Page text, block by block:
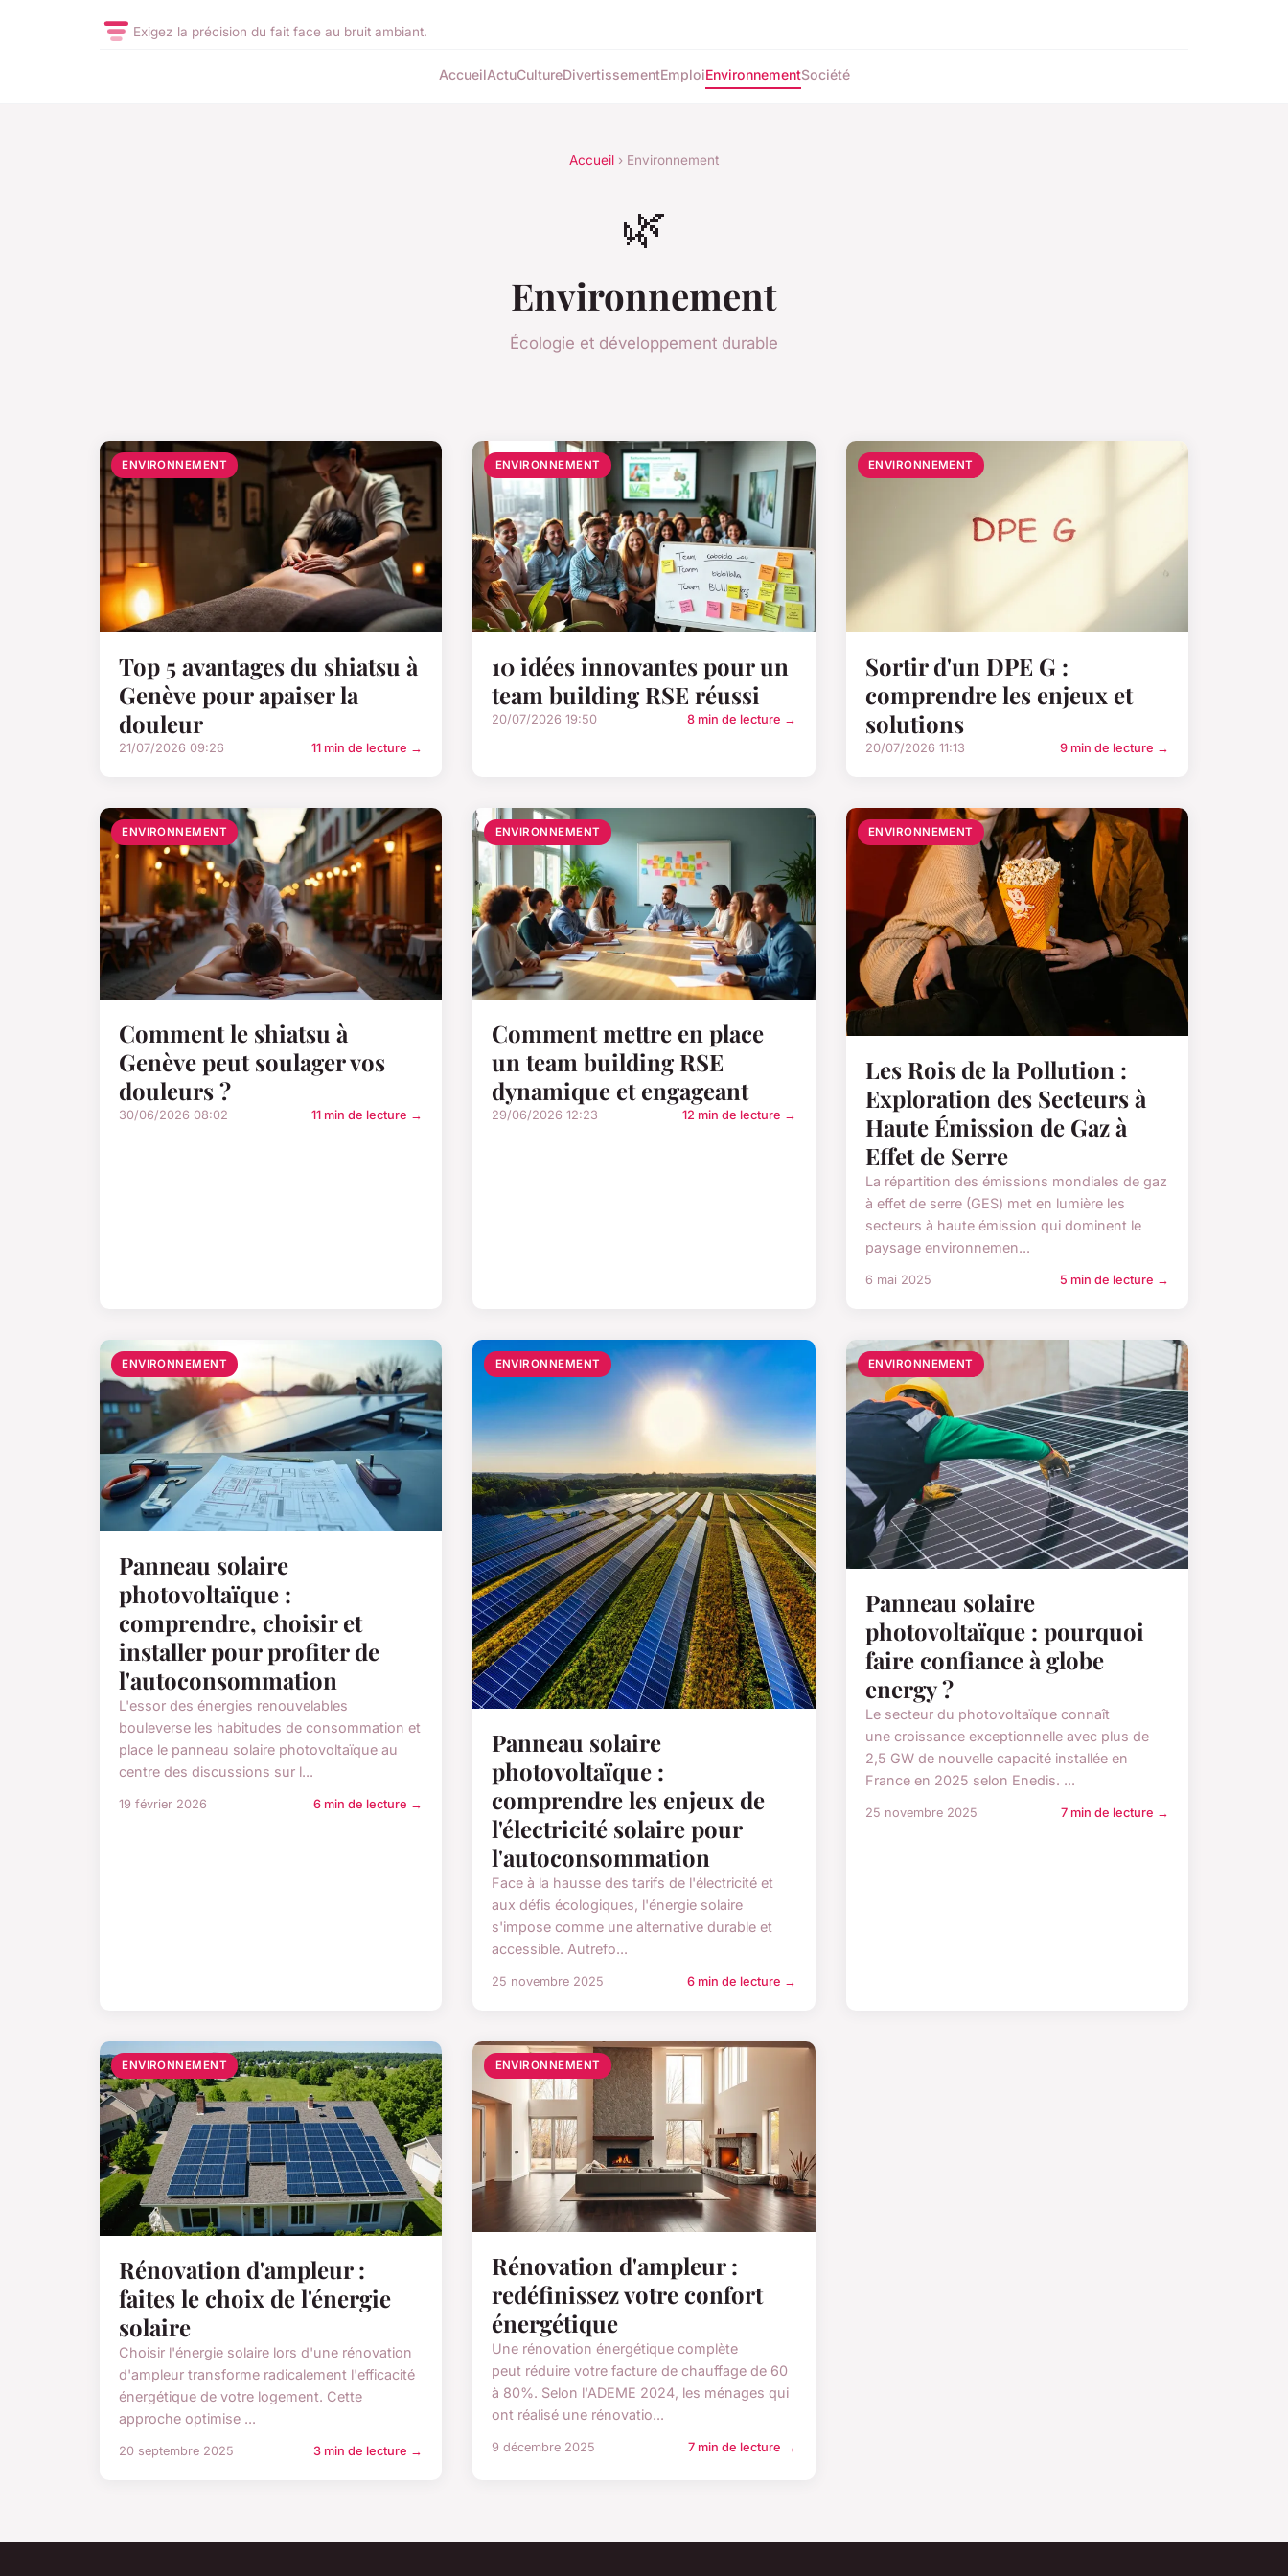
Exigez la précision du fait face au bruit ambiant.
AccueilActuCultureDivertissementEmploiEnvironnementSociété
Accueil › Environnement
🌿
Environnement
Écologie et développement durable
ENVIRONNEMENT
Top 5 avantages du shiatsu à
Genève pour apaiser la
douleur
21/07/2026 09:26 11 min de lecture →
ENVIRONNEMENT
10 idées innovantes pour un
team building RSE réussi
20/07/2026 19:50 8 min de lecture →
ENVIRONNEMENT
Sortir d'un DPE G :
comprendre les enjeux et
solutions
20/07/2026 11:13 9 min de lecture →
ENVIRONNEMENT
Comment le shiatsu à
Genève peut soulager vos
douleurs ?
30/06/2026 08:02 11 min de lecture →
ENVIRONNEMENT
Comment mettre en place
un team building RSE
dynamique et engageant
29/06/2026 12:23 12 min de lecture →
ENVIRONNEMENT
Les Rois de la Pollution :
Exploration des Secteurs à
Haute Émission de Gaz à
Effet de Serre
La répartition des émissions mondiales de gaz
à effet de serre (GES) met en lumière les
secteurs à haute émission qui dominent le
paysage environnemen...
6 mai 2025 5 min de lecture →
ENVIRONNEMENT
Panneau solaire
photovoltaïque :
comprendre, choisir et
installer pour profiter de
l'autoconsommation
L'essor des énergies renouvelables
bouleverse les habitudes de consommation et
place le panneau solaire photovoltaïque au
centre des discussions sur l...
19 février 2026 6 min de lecture →
ENVIRONNEMENT
Panneau solaire
photovoltaïque :
comprendre les enjeux de
l'électricité solaire pour
l'autoconsommation
Face à la hausse des tarifs de l'électricité et
aux défis écologiques, l'énergie solaire
s'impose comme une alternative durable et
accessible. Autrefo...
25 novembre 2025 6 min de lecture →
ENVIRONNEMENT
Panneau solaire
photovoltaïque : pourquoi
faire confiance à globe
energy ?
Le secteur du photovoltaïque connaît
une croissance exceptionnelle avec plus de
2,5 GW de nouvelle capacité installée en
France en 2025 selon Enedis. ...
25 novembre 2025 7 min de lecture →
ENVIRONNEMENT
Rénovation d'ampleur :
faites le choix de l'énergie
solaire
Choisir l'énergie solaire lors d'une rénovation
d'ampleur transforme radicalement l'efficacité
énergétique de votre logement. Cette
approche optimise ...
20 septembre 2025 3 min de lecture →
ENVIRONNEMENT
Rénovation d'ampleur :
redéfinissez votre confort
énergétique
Une rénovation énergétique complète
peut réduire votre facture de chauffage de 60
à 80%. Selon l'ADEME 2024, les ménages qui
ont réalisé une rénovatio...
9 décembre 2025 7 min de lecture →